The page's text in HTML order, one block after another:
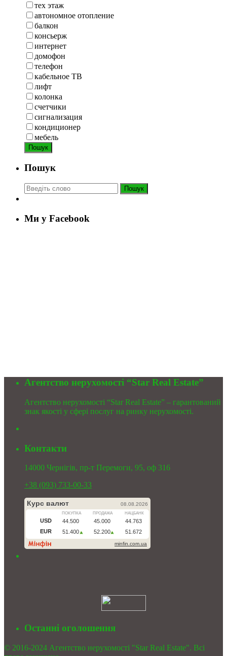
тех этаж
автономное отопление
балкон
консьерж
интернет
домофон
телефон
кабельное ТВ
лифт
колонка
счетчики
сигнализация
кондиционер
мебель
Пошук
Пошук
Пошук
Ми у Facebook
Агентство нерухомості “Star Real Estate”
Агентство нерухомості “Star Real Estate” – гарантований
знак якості у сфері послуг на ринку нерухомості.
Контакти
14000 Чернігів, пр-т Перемоги, 95, оф 316
+38 (093) 733-00-33
Останні оголошення
© 2016-2024 Агентство нерухомості "Star Real Estate". Всі